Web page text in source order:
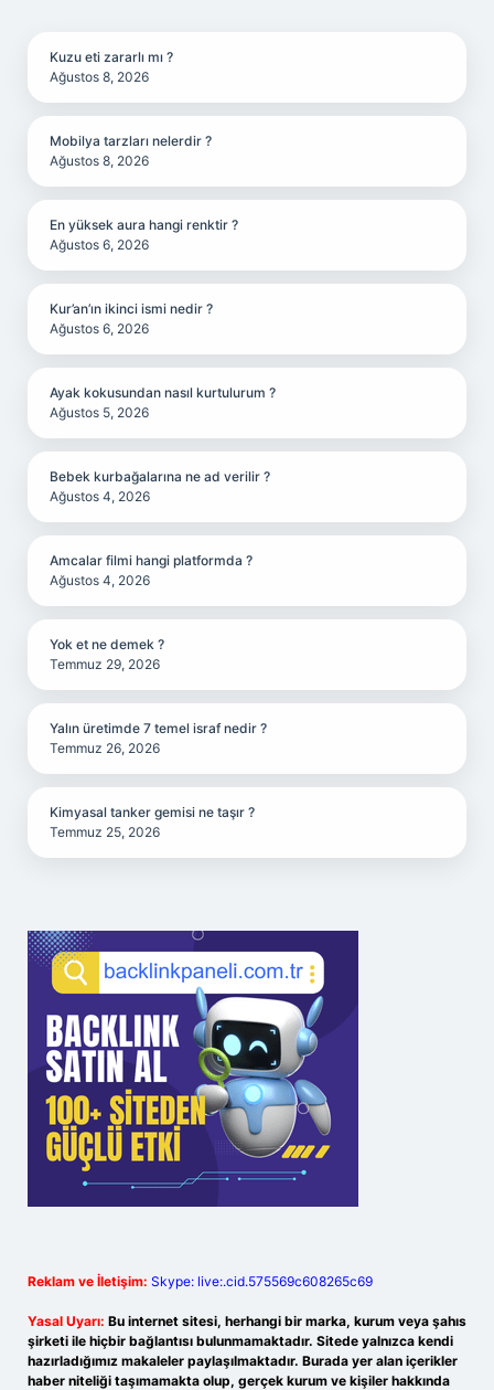
SIDEBAR
Kuzu eti zararlı mı ?
Ağustos 8, 2026
Mobilya tarzları nelerdir ?
Ağustos 8, 2026
En yüksek aura hangi renktir ?
Ağustos 6, 2026
Kur’an’ın ikinci ismi nedir ?
Ağustos 6, 2026
Ayak kokusundan nasıl kurtulurum ?
Ağustos 5, 2026
Bebek kurbağalarına ne ad verilir ?
Ağustos 4, 2026
Amcalar filmi hangi platformda ?
Ağustos 4, 2026
Yok et ne demek ?
Temmuz 29, 2026
Yalın üretimde 7 temel israf nedir ?
Temmuz 26, 2026
Kimyasal tanker gemisi ne taşır ?
Temmuz 25, 2026
Reklam ve İletişim: Skype: live:.cid.575569c608265c69
Yasal Uyarı: Bu internet sitesi, herhangi bir marka, kurum veya şahıs
şirketi ile hiçbir bağlantısı bulunmamaktadır. Sitede yalnızca kendi
hazırladığımız makaleler paylaşılmaktadır. Burada yer alan içerikler
haber niteliği taşımamakta olup, gerçek kurum ve kişiler hakkında